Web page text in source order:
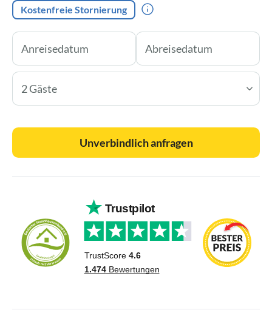
Kostenfreie Stornierung
2 Gäste
Unverbindlich anfragen